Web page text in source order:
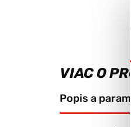
VIAC O
Popis a